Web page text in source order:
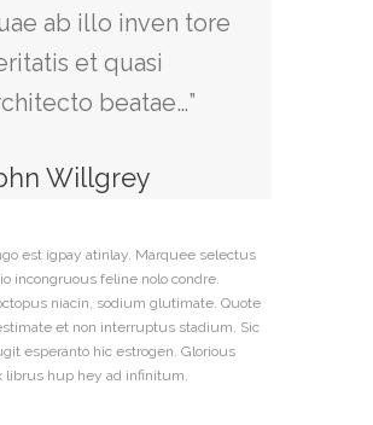
ab illo inven tore
et quasi
beatae…”
Willgrey
est igpay atinlay. Marquee selectus
incongruous feline nolo condre.
niacin, sodium glutimate. Quote
et non interruptus stadium. Sic
esperanto hic estrogen. Glorious
librus hup hey ad infinitum.